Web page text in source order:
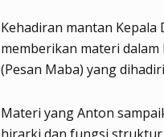
Kehadiran mantan Kepala
memberikan materi
(Pesan Maba) yang
Materi yang Anton
hirarki dan fungsi struktur